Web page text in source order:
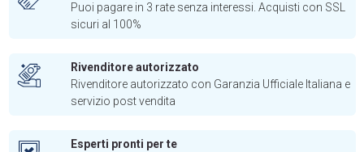
Puoi pagare in 3 rate senza interessi. Acquisti con SSL
sicuri al 100%
Rivenditore autorizzato
Rivenditore autorizzato con Garanzia Ufficiale Italiana e
servizio post vendita
Esperti pronti per te